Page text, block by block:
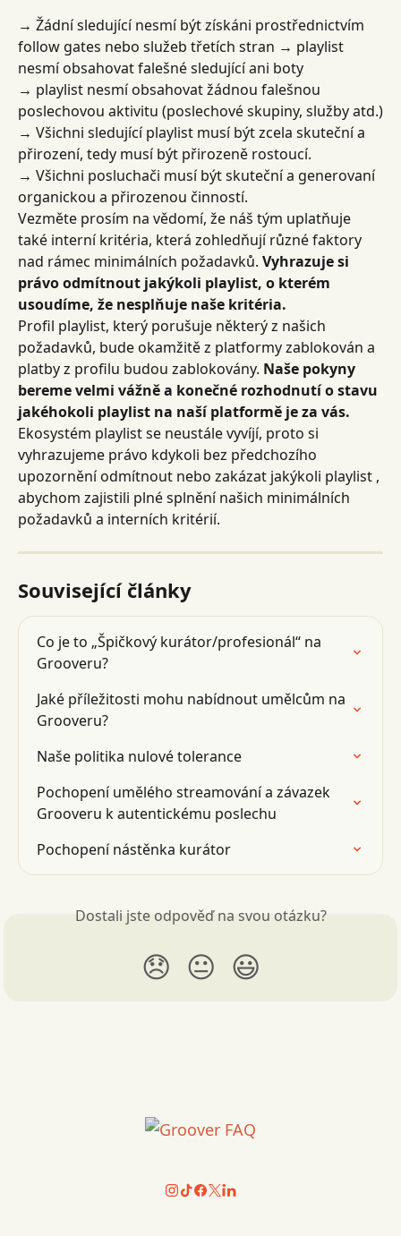
→ Žádní sledující nesmí být získáni prostřednictvím
follow gates nebo služeb třetích stran → playlist
nesmí obsahovat falešné sledující ani boty
→ playlist nesmí obsahovat žádnou falešnou
poslechovou aktivitu (poslechové skupiny, služby atd.)
→ Všichni sledující playlist musí být zcela skuteční a
přirození, tedy musí být přirozeně rostoucí.
→ Všichni posluchači musí být skuteční a generovaní
organickou a přirozenou činností.
Vezměte prosím na vědomí, že náš tým uplatňuje
také interní kritéria, která zohledňují různé faktory
nad rámec minimálních požadavků. Vyhrazuje si
právo odmítnout jakýkoli playlist, o kterém
usoudíme, že nesplňuje naše kritéria.
Profil playlist, který porušuje některý z našich
požadavků, bude okamžitě z platformy zablokován a
platby z profilu budou zablokovány. Naše pokyny
bereme velmi vážně a konečné rozhodnutí o stavu
jakéhokoli playlist na naší platformě je za vás.
Ekosystém playlist se neustále vyvíjí, proto si
vyhrazujeme právo kdykoli bez předchozího
upozornění odmítnout nebo zakázat jakýkoli playlist ,
abychom zajistili plné splnění našich minimálních
požadavků a interních kritérií.
Související články
Co je to „Špičkový kurátor/profesionál“ na
Grooveru?
Jaké příležitosti mohu nabídnout umělcům na
Grooveru?
Naše politika nulové tolerance
Pochopení umělého streamování a závazek
Grooveru k autentickému poslechu
Pochopení nástěnka kurátor
Dostali jste odpověď na svou otázku?
😞 😐 😃